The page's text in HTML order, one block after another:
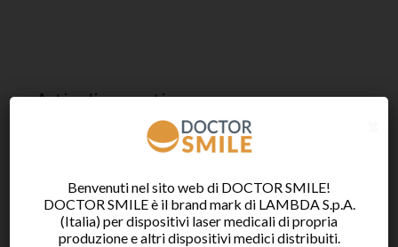
Articoli recenti
Webinar “Doctor Smile laser lunch” –
Webinar “Doctor Smile laser lunch” –
11/06/2026
Benvenuti nel sito web di DOCTOR SMILE!
DOCTOR SMILE è il brand mark di LAMBDA S.p.A.
(Italia) per dispositivi laser medicali di propria
produzione e altri dispositivi medici distribuiti.